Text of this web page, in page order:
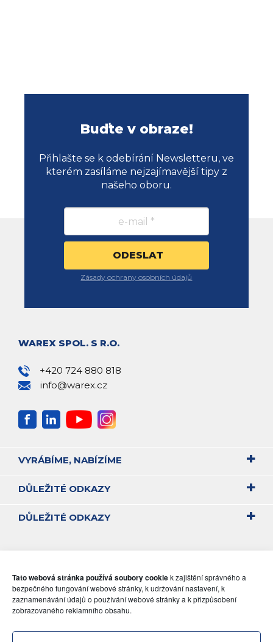
Tato webová stránka používá soubory cookiek zajištění správného a
bezpečného fungování webové stránky, k udržování nastavení, k
zaznamenávání údajů o používání webové stránky a k přizpůsobení
zobrazovaného reklamního obsahu.
Buďte v obraze!
Přihlašte se k odebírání Newsletteru, ve
kterém zasíláme nejzajímavější tipy z
našeho oboru.
Zásady ochrany osobních údajů
WAREX SPOL. S R.O.
+420 724 880 818
info@warex.cz
VYRÁBÍME, NABÍZÍME
DŮLEŽITÉ ODKAZY
DŮLEŽITÉ ODKAZY